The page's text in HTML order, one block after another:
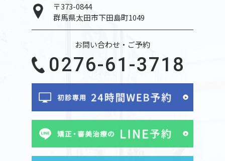
〒373-0844
群馬県太田市下田島町1049
お問い合わせ・ご予約
0276-61-3718